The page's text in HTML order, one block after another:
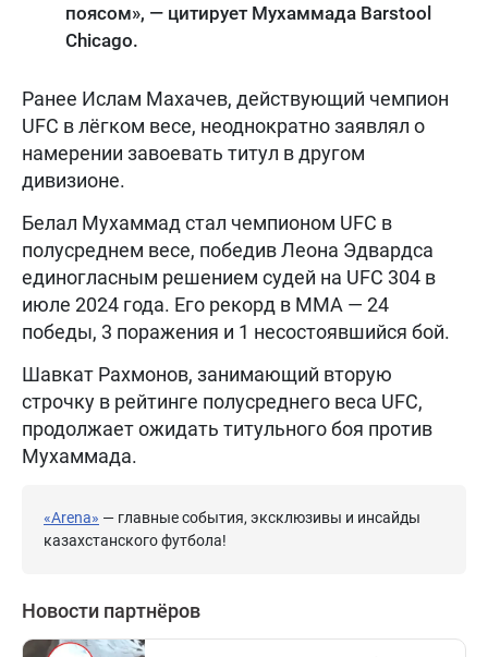
поясом», — цитирует Мухаммада Barstool
Chicago.
Ранее Ислам Махачев, действующий чемпион
UFC в лёгком весе, неоднократно заявлял о
намерении завоевать титул в другом
дивизионе.
Белал Мухаммад стал чемпионом UFC в
полусреднем весе, победив Леона Эдвардса
единогласным решением судей на UFC 304 в
июле 2024 года. Его рекорд в MMA — 24
победы, 3 поражения и 1 несостоявшийся бой.
Шавкат Рахмонов, занимающий вторую
строчку в рейтинге полусреднего веса UFC,
продолжает ожидать титульного боя против
Мухаммада.
«Arena» — главные события, эксклюзивы и инсайды
казахстанского футбола!